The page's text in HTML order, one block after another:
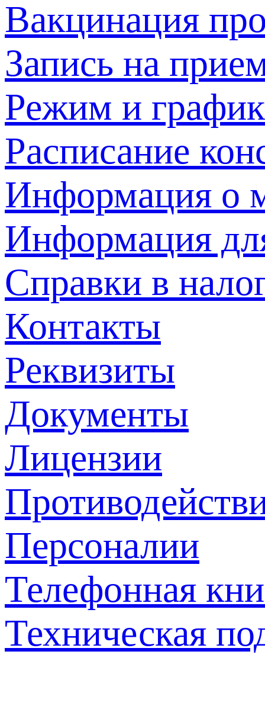
Вакцинация
Запись на
Режим и
Расписание
Информация о
Информация
Справки в
Контакты
Реквизиты
Документы
Лицензии
Персоналии
Телефонная
Техническая